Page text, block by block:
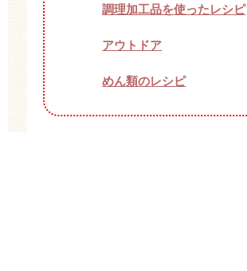
調理加工品を使ったレシピ
アウトドア
めん類のレシピ